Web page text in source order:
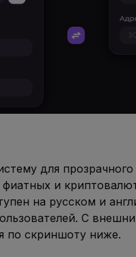
для
и
на русском и
С
по скриншоту ниже.